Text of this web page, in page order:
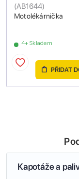
Motolékárnička
(AB1644)
4+ Skladem
PŘIDAT
Kapotáže a